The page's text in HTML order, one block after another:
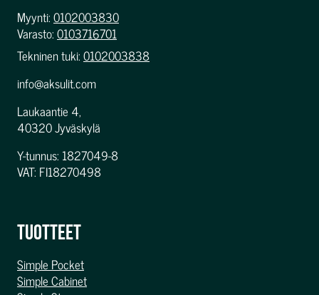
Myynti:0102003830
Varasto:0103716701
Tekninen tuki:0102003838
info@aksulit.com
Laukaantie 4,
40320 Jyväskylä
Y-tunnus: 1827049-8
VAT: FI18270498
TUOTTEET
Simple Pocket
Simple Cabinet